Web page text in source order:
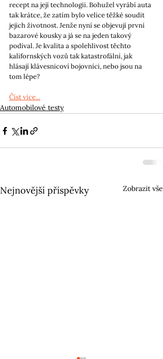
recept na její technologii. Bohužel vyrábí auta
tak krátce, že zatím bylo velice těžké soudit
jejich životnost. Jenže nyní se objevují první
bazarové kousky a já se na jeden takový
podíval. Je kvalita a spolehlivost těchto
kalifornských vozů tak katastrofální, jak
hlásají klávesnicoví bojovníci, nebo jsou na
tom lépe?
Číst více...
Automobilové testy
Nejnovější příspěvky Zobrazit vše